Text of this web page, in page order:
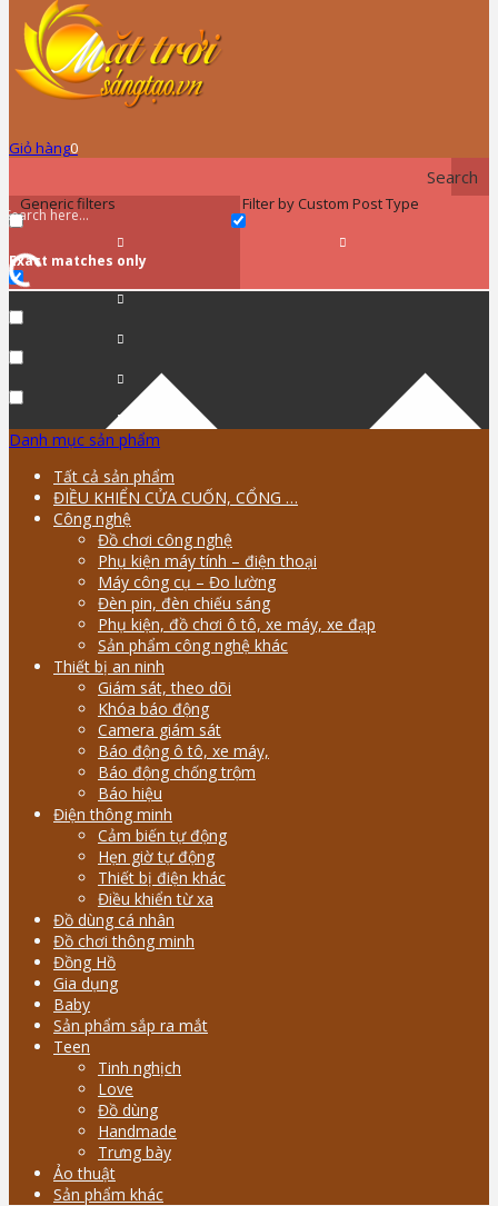
Giỏ hàng0
Search
Generic filters
Exact matches only
Filter by Custom Post Type
Danh mục sản phẩm
Tất cả sản phẩm
ĐIỀU KHIỂN CỬA CUỐN, CỔNG …
Công nghệ
Đồ chơi công nghệ
Phụ kiện máy tính – điện thoại
Máy công cụ – Đo lường
Đèn pin, đèn chiếu sáng
Phụ kiện, đồ chơi ô tô, xe máy, xe đạp
Sản phẩm công nghệ khác
Thiết bị an ninh
Giám sát, theo dõi
Khóa báo động
Camera giám sát
Báo động ô tô, xe máy,
Báo động chống trộm
Báo hiệu
Điện thông minh
Cảm biến tự động
Hẹn giờ tự động
Thiết bị điện khác
Điều khiển từ xa
Đồ dùng cá nhân
Đồ chơi thông minh
Đồng Hồ
Gia dụng
Baby
Sản phẩm sắp ra mắt
Teen
Tinh nghịch
Love
Đồ dùng
Handmade
Trưng bày
Ảo thuật
Sản phẩm khác